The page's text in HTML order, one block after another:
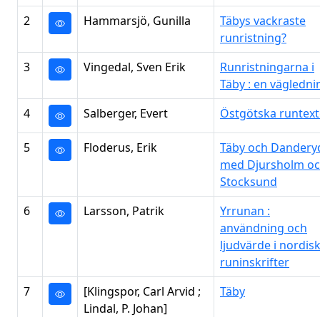
2
Hammarsjö, Gunilla
Täbys vackraste
runristning?
3
Vingedal, Sven Erik
Runristningarna i
Täby : en
4
Salberger, Evert Östgötska
5 Floderus, Erik
Täby och
med Djursholm
Stocksund
6
Larsson, Patrik
Yrrunan :
användning och
ljudvärde i
runinskrifter
7
[Klingspor, Carl Arvid ;
Lindal, P. Johan]
Täby